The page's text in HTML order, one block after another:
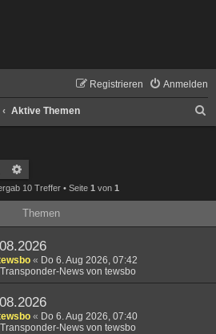
Anmelden
Registrieren
Aktive Themen
Suche
10 Treffer • Seite 1 von 1
Themen
« Do 6. Aug 2026, 07:42
News von tewsbo
« Do 6. Aug 2026, 07:40
News von tewsbo